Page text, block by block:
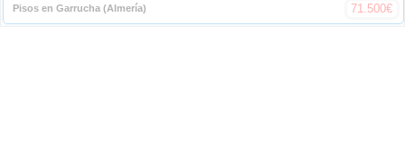
Pisos en Garrucha (Almería) 71.500€